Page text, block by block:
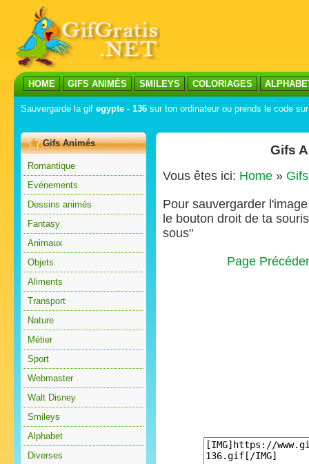
HOME GIFS ANIMÉS SMILEYS COLORIAGES
Sauvergarde la gif egypte - 136 sur ton ordinateur ou prends le code
Gifs Animés
Romantique
Evénements
Dessins animés
Fantasy
Animaux
Objets
Aliments
Transport
Nature
Métier
Sport
Webmaster
Walt Disney
Smileys
Alphabet
Diverses
Gifs
Vous êtes ici: Home »
Pour sauvergarder
le bouton droit de ta
sous"
Page